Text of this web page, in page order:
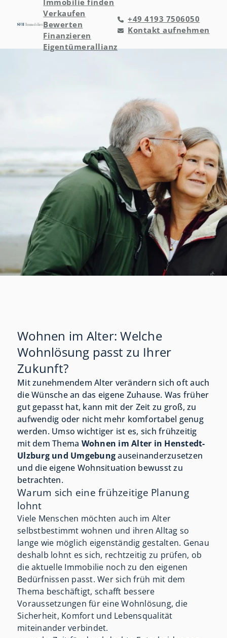
Immobilie finden
Verkaufen
Bewerten
Finanzieren
Eigentümerallianz
+49 4193 7506050
Kontakt aufnehmen
Wohnen im Alter: Welche
Wohnlösung passt zu Ihrer
Zukunft?
Mit zunehmendem Alter verändern sich oft auch
die Wünsche an das eigene Zuhause. Was früher
gut gepasst hat, kann mit der Zeit zu groß, zu
aufwendig oder nicht mehr komfortabel genug
werden. Umso wichtiger ist es, sich frühzeitig
mit dem Thema Wohnen im Alter in Henstedt-
Ulzburg und Umgebungauseinanderzusetzen
und die eigene Wohnsituation bewusst zu
betrachten.
Warum sich eine frühzeitige Planung
lohnt
Viele Menschen möchten auch im Alter
selbstbestimmt wohnen und ihren Alltag so
lange wie möglich eigenständig gestalten. Genau
deshalb lohnt es sich, rechtzeitig zu prüfen, ob
die aktuelle Immobilie noch zu den eigenen
Bedürfnissen passt. Wer sich früh mit dem
Thema beschäftigt, schafft bessere
Voraussetzungen für eine Wohnlösung, die
Sicherheit, Komfort und Lebensqualität
miteinander verbindet.